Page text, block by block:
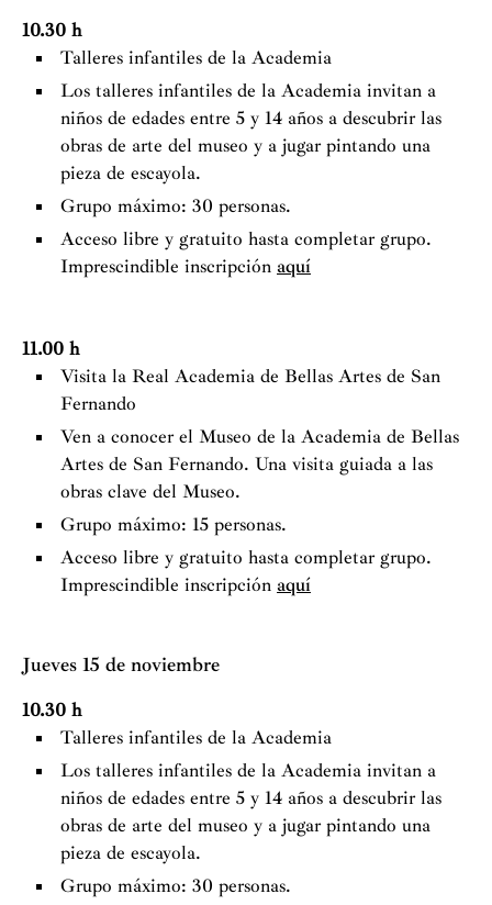
10.30 h
Talleres infantiles de la Academia
Los talleres infantiles de la Academia invitan a
niños de edades entre 5 y 14 años a descubrir las
obras de arte del museo y a jugar pintando una
pieza de escayola.
Grupo máximo: 30 personas.
Acceso libre y gratuito hasta completar grupo.
Imprescindible inscripción aquí
11.00 h
Visita la Real Academia de Bellas Artes de San
Fernando
Ven a conocer el Museo de la Academia de Bellas
Artes de San Fernando. Una visita guiada a las
obras clave del Museo.
Grupo máximo: 15 personas.
Acceso libre y gratuito hasta completar grupo.
Imprescindible inscripción aquí
Jueves 15 de noviembre
10.30 h
Talleres infantiles de la Academia
Los talleres infantiles de la Academia invitan a
niños de edades entre 5 y 14 años a descubrir las
obras de arte del museo y a jugar pintando una
pieza de escayola.
Grupo máximo: 30 personas.